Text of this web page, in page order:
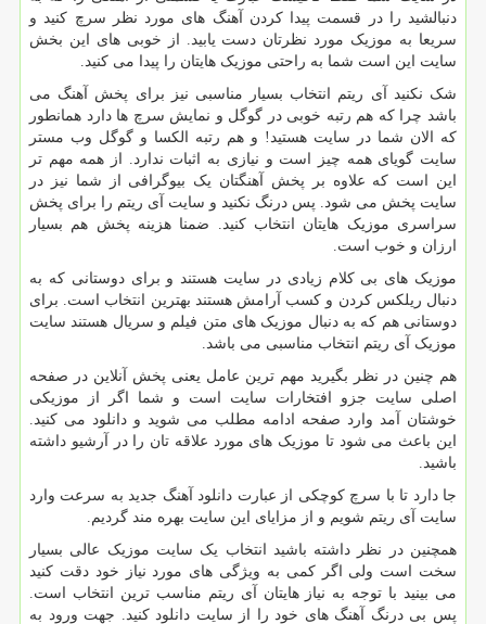
دنبالشید را در قسمت پیدا کردن آهنگ های مورد نظر سرچ کنید و
سریعا به موزیک مورد نظرتان دست یابید. از خوبی های این بخش
سایت این است شما به راحتی موزیک هایتان را پیدا می کنید.
شک نکنید آی ریتم انتخاب بسیار مناسبی نیز برای پخش آهنگ می
باشد چرا که هم رتبه خوبی در گوگل و نمایش سرچ ها دارد همانطور
که الان شما در سایت هستید! و هم رتبه الکسا و گوگل وب مستر
سایت گویای همه چیز است و نیازی به اثبات ندارد. از همه مهم تر
این است که علاوه بر پخش آهنگتان یک بیوگرافی از شما نیز در
سایت پخش می شود. پس درنگ نکنید و سایت آی ریتم را برای پخش
سراسری موزیک هایتان انتخاب کنید. ضمنا هزینه پخش هم بسیار
ارزان و خوب است.
موزیک های بی کلام زیادی در سایت هستند و برای دوستانی که به
دنبال ریلکس کردن و کسب آرامش هستند بهترین انتخاب است. برای
دوستانی هم که به دنبال موزیک های متن فیلم و سریال هستند سایت
موزیک آی ریتم انتخاب مناسبی می باشد.
هم چنین در نظر بگیرید مهم ترین عامل یعنی پخش آنلاین در صفحه
اصلی سایت جزو افتخارات سایت است و شما اگر از موزیکی
خوشتان آمد وارد صفحه ادامه مطلب می شوید و دانلود می کنید.
این باعث می شود تا موزیک های مورد علاقه تان را در آرشیو داشته
باشید.
جا دارد تا با سرچ کوچکی از عبارت دانلود آهنگ جدید به سرعت وارد
سایت آی ریتم شویم و از مزایای این سایت بهره مند گردیم.
همچنین در نظر داشته باشید انتخاب یک سایت موزیک عالی بسیار
سخت است ولی اگر کمی به ویژگی های مورد نیاز خود دقت کنید
می بینید با توجه به نیاز هایتان آی ریتم مناسب ترین انتخاب است.
پس بی درنگ آهنگ های خود را از سایت دانلود کنید. جهت ورود به